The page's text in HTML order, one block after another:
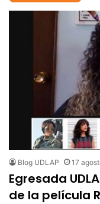
Blog UDLAP 17
Egresada
de la película